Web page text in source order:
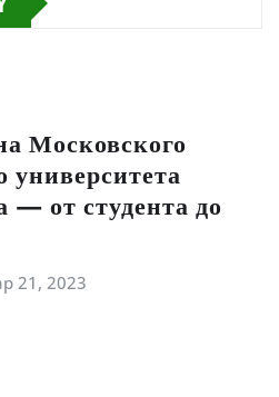
Московского
университета
от студента до
21, 2023